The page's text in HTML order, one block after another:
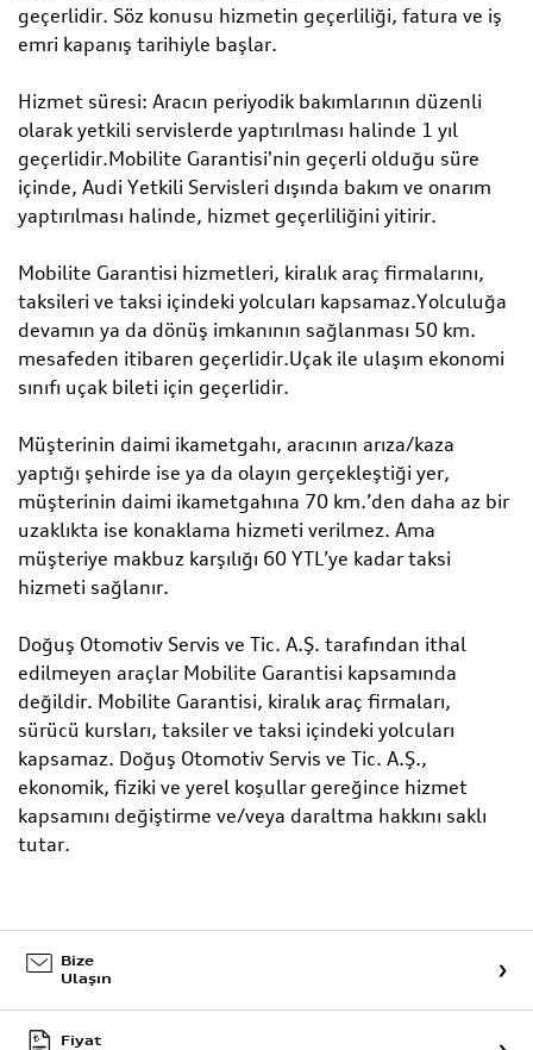
geçerlidir. Söz konusu hizmetin geçerliliği, fatura ve iş
emri kapanış tarihiyle başlar.
Hizmet süresi: Aracın periyodik bakımlarının düzenli
olarak yetkili servislerde yaptırılması halinde 1 yıl
geçerlidir.Mobilite Garantisi'nin geçerli olduğu süre
içinde, Audi Yetkili Servisleri dışında bakım ve onarım
yaptırılması halinde, hizmet geçerliliğini yitirir.
Mobilite Garantisi hizmetleri, kiralık araç firmalarını,
taksileri ve taksi içindeki yolcuları kapsamaz.Yolculuğa
devamın ya da dönüş imkanının sağlanması 50 km.
mesafeden itibaren geçerlidir.Uçak ile ulaşım ekonomi
sınıfı uçak bileti için geçerlidir.
Müşterinin daimi ikametgahı, aracının arıza/kaza
yaptığı şehirde ise ya da olayın gerçekleştiği yer,
müşterinin daimi ikametgahına 70 km.’den daha az bir
uzaklıkta ise konaklama hizmeti verilmez. Ama
müşteriye makbuz karşılığı 60 YTL’ye kadar taksi
hizmeti sağlanır.
Doğuş Otomotiv Servis ve Tic. A.Ş. tarafından ithal
edilmeyen araçlar Mobilite Garantisi kapsamında
değildir. Mobilite Garantisi, kiralık araç firmaları,
sürücü kursları, taksiler ve taksi içindeki yolcuları
kapsamaz. Doğuş Otomotiv Servis ve Tic. A.Ş.,
ekonomik, fiziki ve yerel koşullar gereğince hizmet
kapsamını değiştirme ve/veya daraltma hakkını saklı
tutar.
Bize
Ulaşın
Fiyat